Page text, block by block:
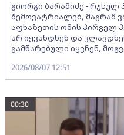
გიორგი ბარამიძე - რუსულ
შემოვატრიალებ, მაგრამ
აფხაზეთის ომის პირველ
არ იყვანდნენ და
გამწარებული იყვნენ,
2026/08/07 12:51
00:30